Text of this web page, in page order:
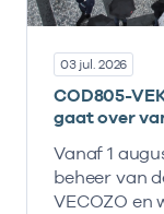
03 jul. 2026
COD805-
gaat over
Vanaf 1
beheer van
VECOZO en